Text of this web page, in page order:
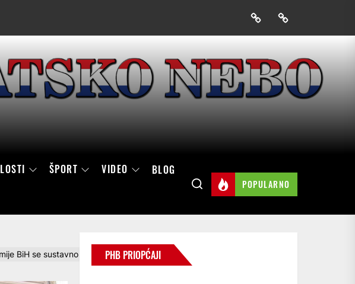
PrijavakSkini
mobilnu
Hrvatskog
neba
ŠPORT VIDEO BLOG
POPULARNO
BiH se sustavno negiraju”PHB PRIOPĆAJI